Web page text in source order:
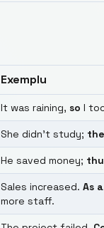
Exemplu
It was raining, so I
She didn’t study;
He saved money;
Sales increased. As
more staff.